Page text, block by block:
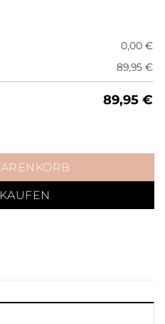
0,00 €
89,95 €
89,95 €
Roségold Lieblingsblau